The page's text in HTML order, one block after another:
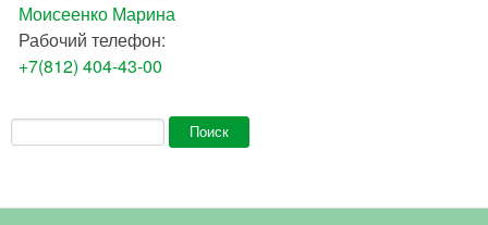
Моисеенко Марина
Рабочий телефон:
+7(812) 404-43-00
Форма поиска
Поиск